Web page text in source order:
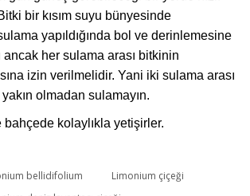
bir kısım suyu bünyesinde
yapıldığında bol ve derinlemesine
ancak her sulama arası bitkinin
izin verilmelidir. Yani iki sulama arası
olmadan sulamayın.
bahçede kolaylıkla yetişirler.
bellidifolium
Limonium çiçeği